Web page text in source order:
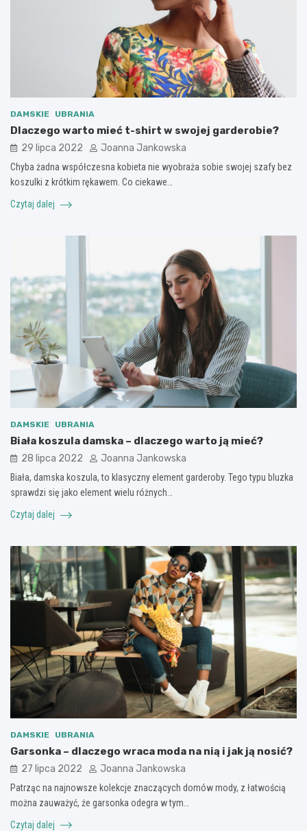
DAMSKIE UBRANIA
Dlaczego warto mieć t-shirt w swojej garderobie?
29 lipca 2022 Joanna Jankowska
Chyba żadna współczesna kobieta nie wyobraża sobie swojej szafy bez
koszulki z krótkim rękawem. Co ciekawe…
Czytaj dalej
DAMSKIE UBRANIA
Biała koszula damska – dlaczego warto ją mieć?
28 lipca 2022 Joanna Jankowska
Biała, damska koszula, to klasyczny element garderoby. Tego typu bluzka
sprawdzi się jako element wielu różnych…
Czytaj dalej
DAMSKIE UBRANIA
Garsonka – dlaczego wraca moda na nią i jak ją nosić?
27 lipca 2022 Joanna Jankowska
Patrząc na najnowsze kolekcje znaczących domów mody, z łatwością
można zauważyć, że garsonka odegra w tym…
Czytaj dalej